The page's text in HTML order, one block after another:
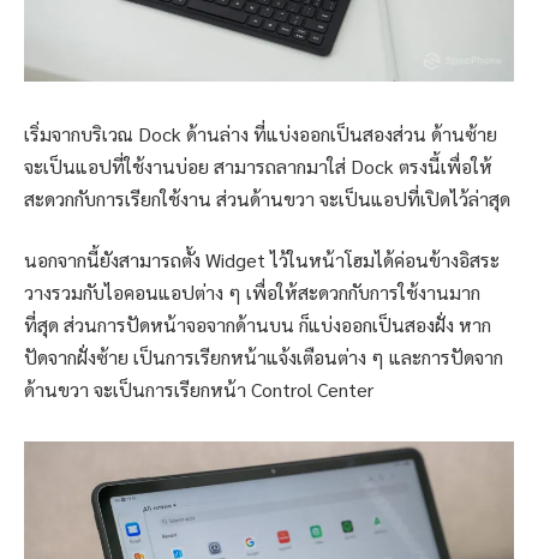
เริ่มจากบริเวณ Dock ด้านล่าง ที่แบ่งออกเป็นสองส่วน ด้านซ้าย
จะเป็นแอปที่ใช้งานบ่อย สามารถลากมาใส่ Dock ตรงนี้เพื่อให้
สะดวกกับการเรียกใช้งาน ส่วนด้านขวา จะเป็นแอปที่เปิดไว้ล่าสุด
นอกจากนี้ยังสามารถตั้ง Widget ไว้ในหน้าโฮมได้ค่อนข้างอิสระ
วางรวมกับไอคอนแอปต่าง ๆ เพื่อให้สะดวกกับการใช้งานมาก
ที่สุด ส่วนการปัดหน้าจอจากด้านบน ก็แบ่งออกเป็นสองฝั่ง หาก
ปัดจากฝั่งซ้าย เป็นการเรียกหน้าแจ้งเตือนต่าง ๆ และการปัดจาก
ด้านขวา จะเป็นการเรียกหน้า Control Center